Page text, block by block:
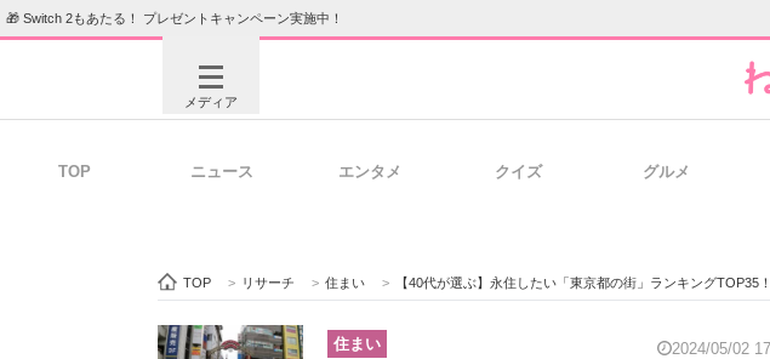
🎁 Switch 2もあたる！ プレゼントキャンペーン実施中！
メディア
ビジネスと働き方のヒント
TOP ニュース エンタメ クイズ グルメ
TOP > リサーチ > 住まい > 【40代が選ぶ】永住したい「東京都の街」ランキングTOP35
住まい 2024/05/02